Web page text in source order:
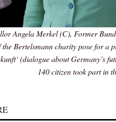
Angela Merkel (C), Former
Bertelsmann charity pose for a
(dialogue about Germany’s
140 citizen took part in